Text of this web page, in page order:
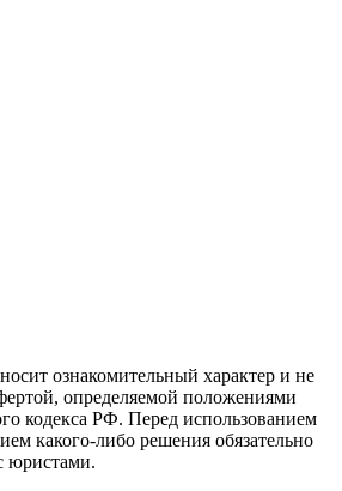
ознакомительный характер и не
определяемой положениями
кодекса РФ. Перед использованием
какого-либо решения обязательно
юристами.